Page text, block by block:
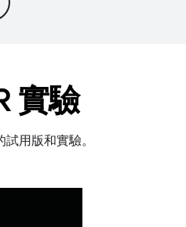
實驗
用版和實驗。